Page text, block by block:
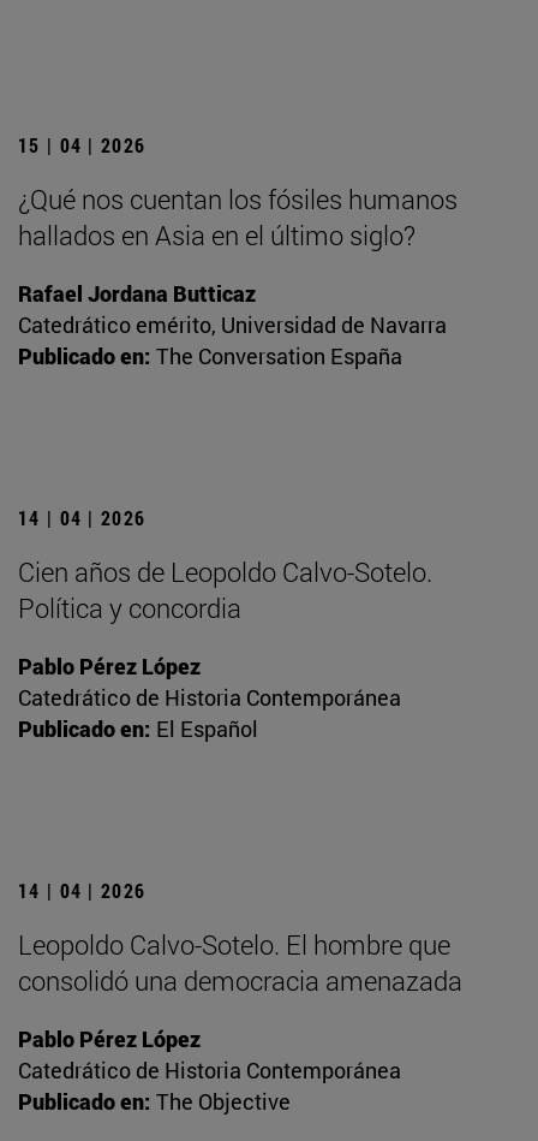
15 | 04 | 2026
¿Qué nos cuentan los fósiles humanos
hallados en Asia en el último siglo?
Rafael Jordana Butticaz
Catedrático emérito, Universidad de Navarra
Publicado en: The Conversation España
14 | 04 | 2026
Cien años de Leopoldo Calvo-Sotelo.
Política y concordia
Pablo Pérez López
Catedrático de Historia Contemporánea
Publicado en: El Español
14 | 04 | 2026
Leopoldo Calvo-Sotelo. El hombre que
consolidó una democracia amenazada
Pablo Pérez López
Catedrático de Historia Contemporánea
Publicado en: The Objective